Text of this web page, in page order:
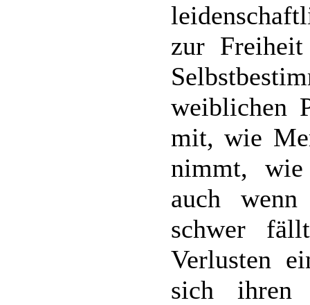
zur
weiblichen
mit, wie
nimmt, wie
auch
schwer
Verlusten
sich ihren